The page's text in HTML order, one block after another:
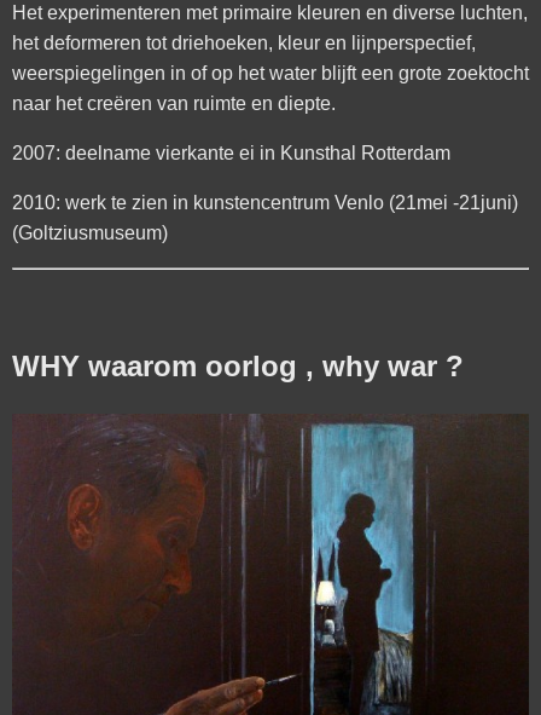
Het experimenteren met primaire kleuren en diverse luchten,
het deformeren tot driehoeken, kleur en lijnperspectief,
weerspiegelingen in of op het water blijft een grote zoektocht
naar het creëren van ruimte en diepte.
2007: deelname vierkante ei in Kunsthal Rotterdam
2010: werk te zien in kunstencentrum Venlo (21mei -21juni)
(Goltziusmuseum)
WHY waarom oorlog , why war ?